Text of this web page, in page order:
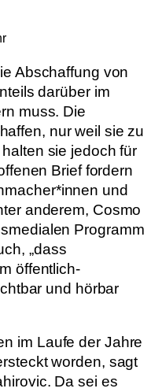
Abschaffung von
darüber im
muss. Die
nur weil sie zu
sie jedoch für
Brief fordern
und
anderem, Cosmo
Programm
„dass
öffentlich-
und hörbar
im Laufe der Jahre
worden, sagt
Da sei es